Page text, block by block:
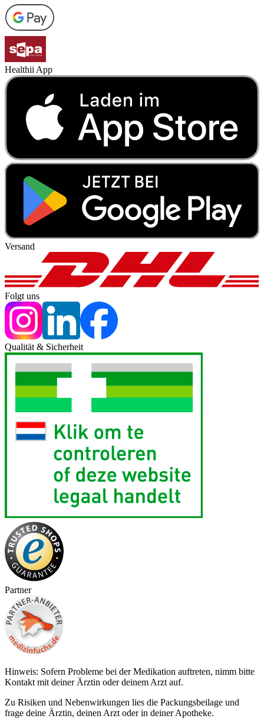
Healthii App
Versand
Folgt uns
Qualität & Sicherheit
Partner
Hinweis: Sofern Probleme bei der Medikation auftreten, nimm bitte
Kontakt mit deiner Ärztin oder deinem Arzt auf.
Zu Risiken und Nebenwirkungen lies die Packungsbeilage und
frage deine Ärztin, deinen Arzt oder in deiner Apotheke.